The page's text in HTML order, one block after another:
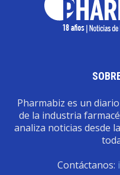
Pharmabiz es un
de la industria
analiza noticias desde
Contáctanos: